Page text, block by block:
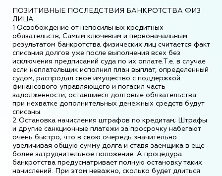
ПОЗИТИВНЫЕ ПОСЛЕДСТВИЯ БАНКРОТСТВА ФИЗ
ЛИЦА.
1 Освобождение от непосильных кредитных
обязательств; Самым ключевым и первоначальным
результатом банкротства физических лиц считается факт
списания долгов уже после выполнения всех без
исключения предписаний суда по их оплате.Т.е. в случае
если неплательщик исполнил план выплат, определенный
судом, распродал свое имущество с поддержкой
финансового управляющего и погасил часть
задолженности, оставшиеся долговые обязательства
при нехватке дополнительных денежных средств будут
списаны.
2 Остановка начисления штрафов по кредитам; Штрафы
и другие санкционные платежи за просрочку набегают
очень быстро, что в свою очередь значительно
увеличивая общую сумму долга и ставя заемщика в еще
более затруднительное положение. А процедура
банкротства предусматривает полную остановку таких
начислений. При этом неважно, сколько будет длиться